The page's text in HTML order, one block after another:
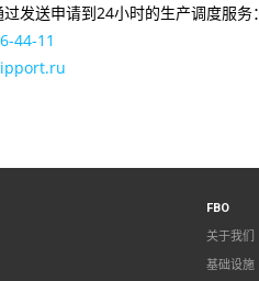
发送申请到24小时的生产调度服务：
44-11
FBO
关于我们
基础设施